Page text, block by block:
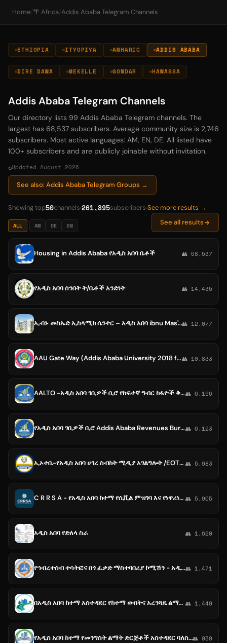
Home/ 🌴 Africa/Addis Ababa Telegram Channels
ETHIOPIA ITYOPIYA AMHARIC ADDIS ABABA
DIRE DAWA MEKELLE GONDAR HAWASSA
Addis Ababa Telegram Channels
Our directory lists 99 Addis Ababa Telegram channels. The
largest has 68,537 subscribers. Average community size is 2,746
subscribers. Most active languages: AM, EN, DE. All listed have
100+ subscribers and are publicly joinable without invitation.
Updated August 2026
See also: Addis Ababa Telegram Groups →
Showing top50channels 261,895subscribers See more results →
ALL AM DE EN See all results
Housing in Addis Ababa የአዲስ አበባ ቤቶች 👥 68,537
የአዲስ አበባ ሰንበት ት/ቤቶች አንድነት 👥 14,435
ኢብኑ መስኡድ ኢስላሚክ ሴንተር – አዲስ አበባ ibnu Mas'oud islamic center👥 12,077
AAU Gate Way (Addis Ababa University 2018 freshman) አዲስ አበባ ዩኒቨርሲቲ👥 10,833
AALTO -አዲስ አበባ ገቢዎች ቢሮ የከፍተኛ ግብር ከፋዮች ቅርንጫፍ ጽ/ቤት👥 6,196
የአዲስ አበባ ገቢዎች ቢሮ Addis Ababa Revenues Bureau👥 6,123
ኢኦተቤ-የአዲስ አበባ ሀገረ ስብከት ሚዲያ አገልግሎት /EOTC-Addis Ababa Diocese Media service 👥 5,983
C R R S A - የአዲስ አበባ ከተማ የሲቪል ምዝገባ እና የነዋሪነት አገልግሎት ኤጀንሲ 👥 5,905
አዲስ አበባ የድለላ ስራ 👥 1,620
የኀብረተሰብ ተሳትፎና በጎ ፈቃድ ማስተባበሪያ ኮሚሽን - አዲስ አበባ👥 1,471
በአዲስ አበባ ከተማ አስተዳደር የከተማ ውበትና አረንጓዴ ልማት ቢሮ 👥 1,449
የአዲስ አበባ ከተማ የመንግስት ልማት ድርጅቶች አስተዳደር ባለስልጣን🇪🇹👥 939